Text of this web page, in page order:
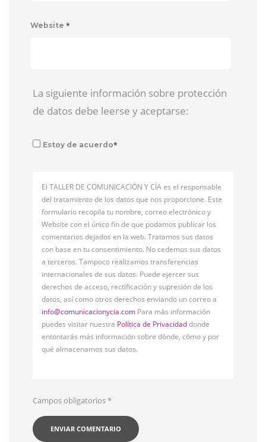
Website *
La siguiente información sobre protección
de datos debe leerse y aceptarse:
Estoy de acuerdo*
El TALLER DE COMUNICACIÓN Y CÍA es el responsable
del tratamiento de los datos que nos proporcione. Este
formulario recopila tu nombre, correo electrónico y
Website con el único fin de que podamos publicar los
comentarios dejados en la web. Tratamos sus datos
con base en tu consentimiento. No cedemos sus datos
a terceros. Tampoco realizamos transferencias
internacionales de sus datos. Puede ejercer sus
derechos de acceso, rectificación y supresión de los
datos, así como otros derechos enviando un correo a
info@comunicacionycia.com Para más información
puedes visitar nuestra Política de Privacidaddonde
entontarás más información sobre dónde, cómo y por
qué almacenamos sus datos.
Campos obligatorios*